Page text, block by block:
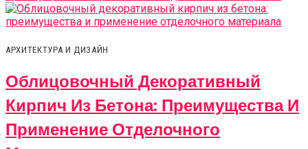
АРХИТЕКТУРА И ДИЗАЙН
Облицовочный Декоративный
Кирпич Из Бетона: Преимущества И
Применение Отделочного